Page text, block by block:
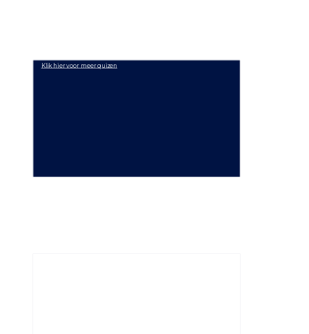
Klik hier voor meer quizen